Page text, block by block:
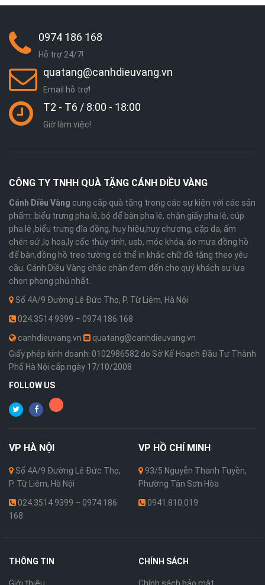
0974 186 168
Hỗ trợ 24/7!
quatang@canhdieuvang.vn
Email hỗ trợ!
T2 - T6 / 8:00 - 18:00
Giờ làm việc!
CÔNG TY TNHH QUÀ TẶNG CÁNH DIỀU VÀNG
Cánh Diều Vàng cung cấp quà tặng trong các sự kiện với các sản
phẩm: biểu trưng pha lê, bộ để bàn pha lê, chặn giấy pha lê, cúp
pha lê ,biểu trưng đĩa đồng, huy hiệu,huy chương, cặp da, ấm
chén sứ ,lọ hoa,ly cốc thủy tinh, usb, móc khóa, áo mưa đồng hồ
để bàn,đồng hồ treo tường có thể in khắc chữ đề tặng theo yêu
cầu. Cánh Diều Vàng chắc chắn đem đến cho quý khách sự lựa
chọn phong phú nhất.
Số 4A/9 Đường Lê Đức Thọ, P. Từ Liêm, Hà Nội
024.3514 9399 – 0974 186 168
canhdieuvang.vn
quatang@canhdieuvang.vn
Giấy phép kinh doanh: 0102986582 do Sở Kế Hoạch Đầu Tư Thành
Phố Hà Nội cấp ngày 17/10/2008
FOLLOW US
VP HÀ NỘI
Số 4A/9 Đường Lê Đức Thọ,
P. Từ Liêm, Hà Nội
024.3514 9399 – 0974 186
168
VP HỒ CHÍ MINH
93/5 Nguyễn Thanh Tuyền,
Phường Tân Sơn Hòa
0941.810.019
THÔNG TIN
Giới thiệu
CHÍNH SÁCH
Chính sách bảo mật